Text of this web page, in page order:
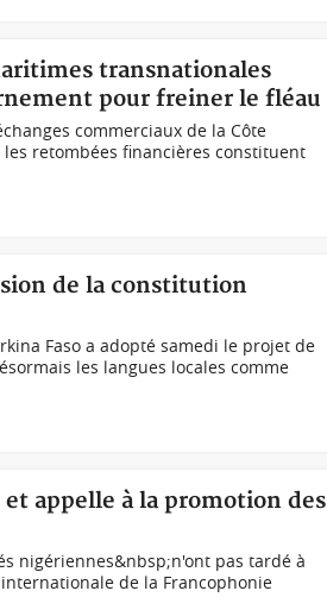
transnationales
pour freiner le fléau
commerciaux de la Côte
retombées financières constituent
de la constitution
Faso a adopté samedi le projet de
les langues locales comme
appelle à la promotion des
nigériennes&nbsp;n'ont pas tardé à
de la Francophonie